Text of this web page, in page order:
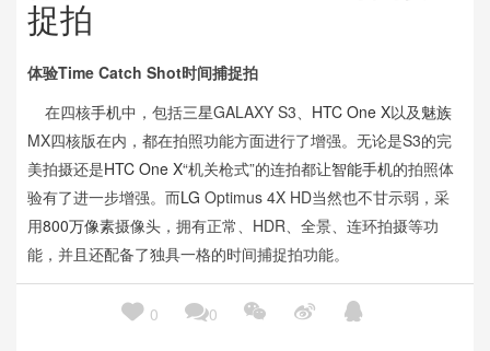
捉拍
体验Time Catch Shot时间捕捉拍
在四核手机中，包括三星GALAXY S3、 HTC One X以及魅族
MX四核版在内，都在拍照功能方面进行了增强。无论是S3的完
美拍摄还是HTC One X“机关枪式”的连拍都让智能手机的拍照体
验有了进一步增强。而LG Optimus 4X HD当然也不甘示弱，采
用800万像素摄像头，拥有正常、HDR、全景、连环拍摄等功
能，并且还配备了独具一格的时间捕捉拍功能。
 0 0   